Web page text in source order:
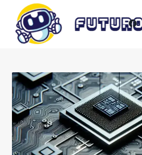
content